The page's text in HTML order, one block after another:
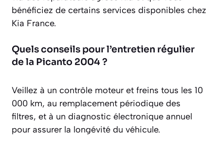
bénéficiez de certains services disponibles chez
Kia France.
Quels conseils pour l’entretien régulier
de la Picanto 2004 ?
Veillez à un contrôle moteur et freins tous les 10
000 km, au remplacement périodique des
filtres, et à un diagnostic électronique annuel
pour assurer la longévité du véhicule.